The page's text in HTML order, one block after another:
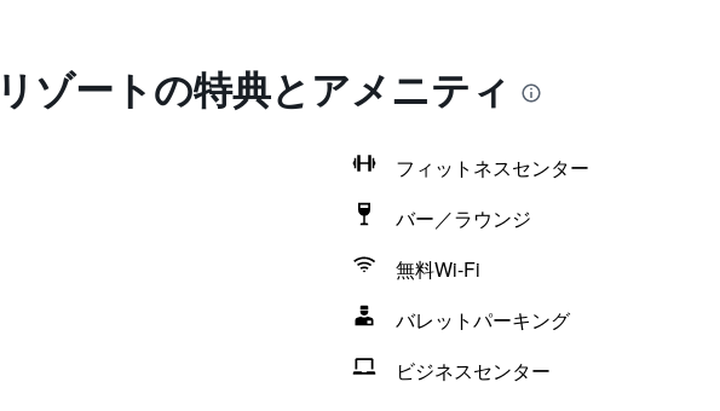
ゾートの特典とアメニティ
フィットネスセンター
バー／ラウンジ
無料Wi-Fi
バレットパーキング
ビジネスセンター